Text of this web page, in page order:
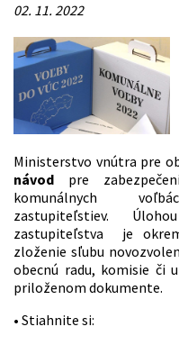
02. 11. 2022
Ministerstvo vnútra pre
návod pre
komunálnych
zastupiteľstiev.
zastupiteľstva je
zloženie sľubu
obecnú radu, komisie či
priloženom dokumente.
• Stiahnite si: